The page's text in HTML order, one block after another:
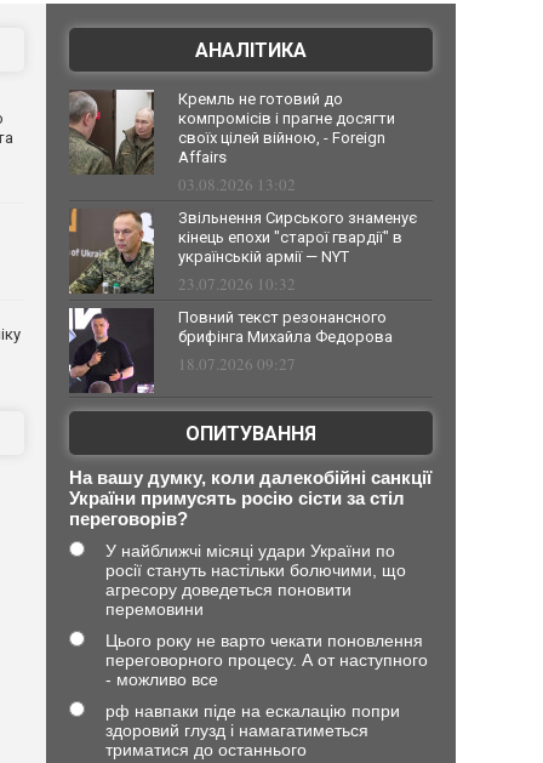
АНАЛІТИКА
Кремль не готовий до
компромісів і прагне досягти
своїх цілей війною, - Foreign
Affairs
03.08.2026 13:02
Звільнення Сирського знаменує
кінець епохи "старої гвардії" в
українській армії — NYT
23.07.2026 10:32
Повний текст резонансного
брифінга Михайла Федорова
18.07.2026 09:27
ОПИТУВАННЯ
На вашу думку, коли далекобійні санкції
України примусять росію сісти за стіл
переговорів?
У найближчі місяці удари України по
росії стануть настільки болючими, що
агресору доведеться поновити
перемовини
Цього року не варто чекати поновлення
переговорного процесу. А от наступного
- можливо все
рф навпаки піде на ескалацію попри
здоровий глузд і намагатиметься
триматися до останнього